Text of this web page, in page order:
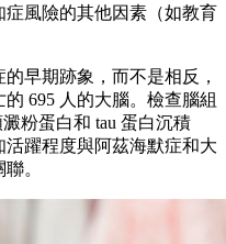
風險的其他因素（如教育
早期跡象，而不是相反，
695 人的大腦。檢查腦組
粉蛋白和 tau 蛋白沉積
躍程度與阿茲海默症和大
。